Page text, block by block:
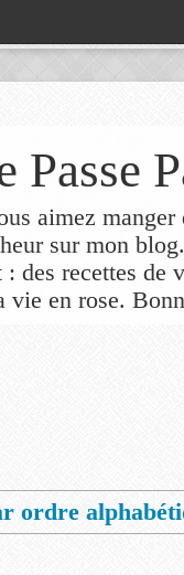
Passe
aimez
sur mon
des recettes de
vie en rose.
ordre